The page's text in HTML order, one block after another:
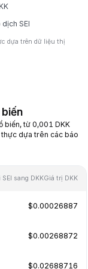
SEI
dựa trên dữ liệu thị
biến, từ 0,001 DKK
dựa trên các báo
sang DKKGiá trị DKK
$0.00026887
$0.00268872
$0.02688716